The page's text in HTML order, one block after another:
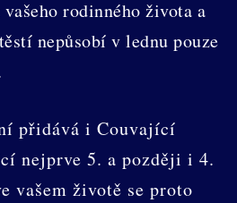
rodinného života a
nepůsobí v lednu pouze
přidává i Couvající
nejprve 5. a později i 4.
vašem životě se proto